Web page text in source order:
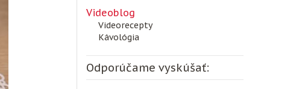
Videoblog
Videorecepty
Kávológia
Odporúčame vyskúšať: